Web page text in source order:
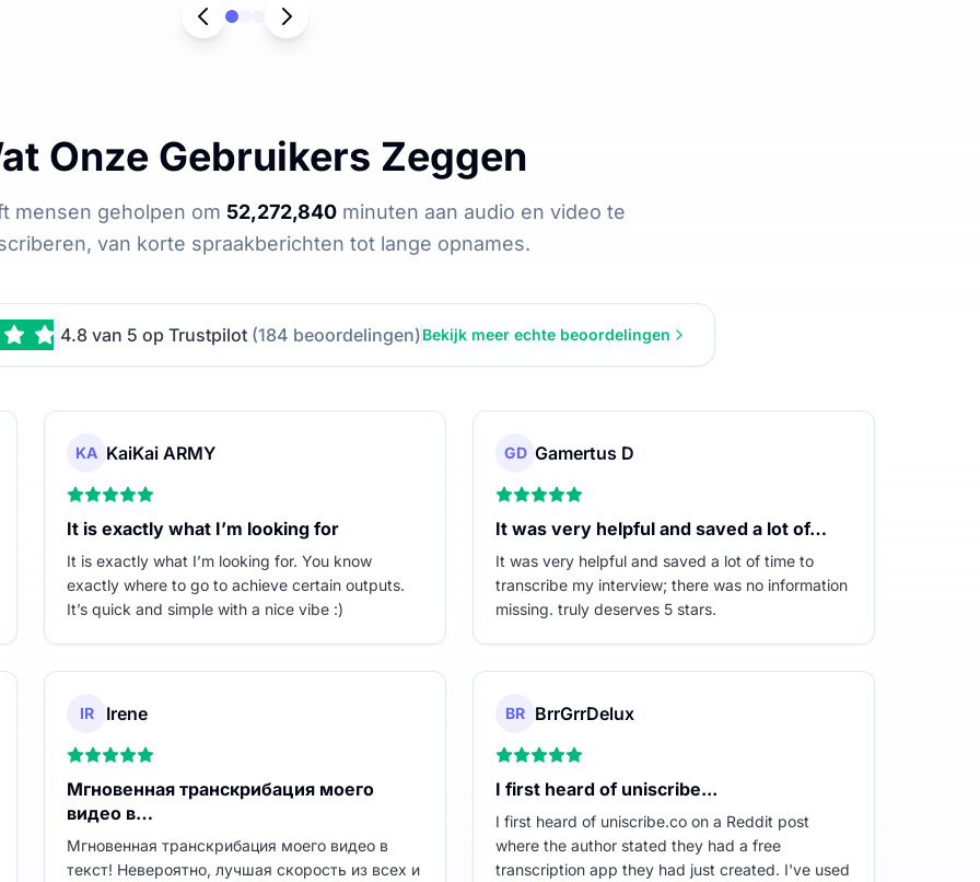
Onze Gebruikers Zeggen
mensen geholpen om 52,272,840 minuten aan audio en video te
van korte spraakberichten tot lange opnames.
4.8 van 5 op Trustpilot (184 beoordelingen)Bekijk meer echte beoordelingen
KA KaiKai ARMY
It is exactly what I’m looking for
It is exactly what I’m looking for. You know
exactly where to go to achieve certain outputs.
It’s quick and simple with a nice vibe :)
GD Gamertus D
It was very helpful and saved a lot of…
It was very helpful and saved a lot of time to
transcribe my interview; there was no information
missing. truly deserves 5 stars.
IR Irene
Мгновенная транскрибация моего
видео в…
Мгновенная транскрибация моего видео в
текст! Невероятно, лучшая скорость из всех и
BR BrrGrrDelux
I first heard of uniscribe...
I first heard of uniscribe.co on a Reddit post
where the author stated they had a free
transcription app they had just created. I've used